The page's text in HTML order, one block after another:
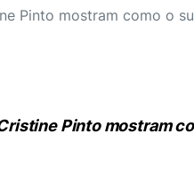
Pinto mostram como o
Pinto mostram